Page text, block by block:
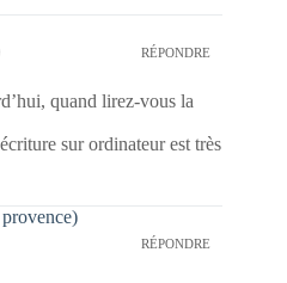
RÉPONDRE
quand lirez-vous la
sur ordinateur est très
RÉPONDRE